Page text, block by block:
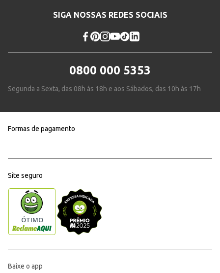
SIGA NOSSAS REDES SOCIAIS
0800 000 5353
Segunda a Sexta, das 08h às 18h e aos Sábados, das 10h às 17h
Formas de pagamento
Site seguro
Baixe o app